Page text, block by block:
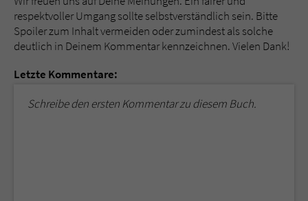
respektvoller Umgang sollte selbstverständlich sein. Bitte
Spoiler zum Inhalt vermeiden oder zumindest als solche
deutlich in Deinem Kommentar kennzeichnen. Vielen Dank!
Letzte Kommentare:
Schreibe den ersten Kommentar zu diesem Buch.